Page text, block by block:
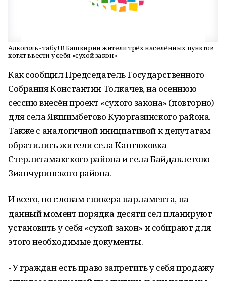
Алкоголь - табу! В Башкирии жители трёх населённых пунктов
хотят ввести у себя «сухой закон»
Как сообщил Председатель Государственного
Собрания Константин Толкачев, на осеннюю
сессию внесён проект «сухого закона» (повторно)
для села Якшимбетово Куюргазинского района.
Также с аналогичной инициативой к депутатам
обратились жители села Кантюковка
Стерлитамакского района и села Байдавлетово
Зианчуринского района.
И всего, по словам спикера парламента, на
данный момент порядка десяти сел планируют
установить у себя «сухой закон» и собирают для
этого необходимые документы.
- У граждан есть право запретить у себя продажу